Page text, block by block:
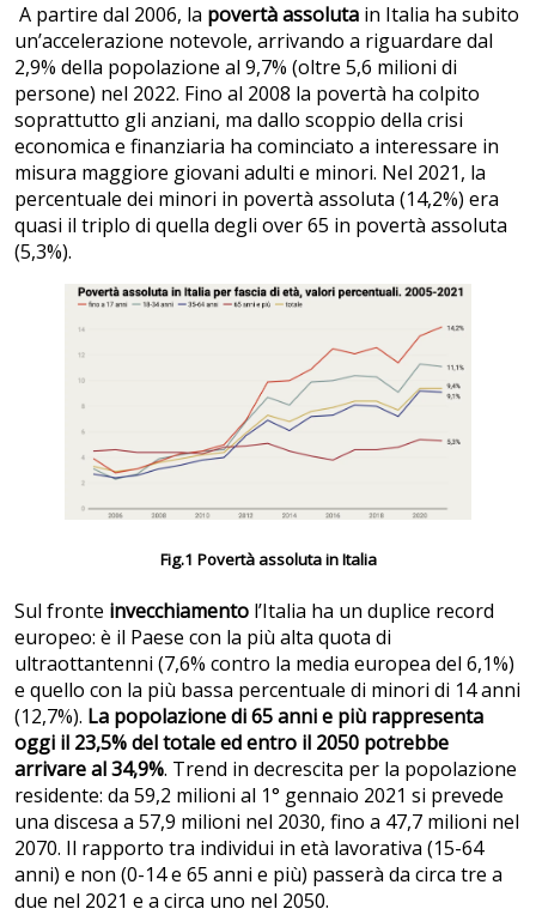
A partire dal 2006, la povertàassoluta in Italia ha subito
un’accelerazione notevole, arrivando a riguardare dal
2,9% della popolazione al 9,7% (oltre 5,6 milioni di
persone) nel 2022. Fino al 2008 la povertà ha colpito
soprattutto gli anziani, ma dallo scoppio della crisi
economica e finanziaria ha cominciato a interessare in
misura maggiore giovani adulti e minori. Nel 2021, la
percentuale dei minori in povertà assoluta (14,2%) era
quasi il triplo di quella degli over 65 in povertà assoluta
(5,3%).
Fig.1 Povertà assoluta in Italia
Sul fronte invecchiamento l’Italia ha un duplice record
europeo: è il Paese con la più alta quota di
ultraottantenni (7,6% contro la media europea del 6,1%)
e quello con la più bassa percentuale di minori di 14 anni
(12,7%). La popolazione di 65 anni e più rappresenta
oggi il 23,5% del totale ed entro il 2050 potrebbe
arrivare al 34,9%. Trend in decrescita per la popolazione
residente: da 59,2 milioni al 1° gennaio 2021 si prevede
una discesa a 57,9 milioni nel 2030, fino a 47,7 milioni nel
2070. Il rapporto tra individui in età lavorativa (15-64
anni) e non (0-14 e 65 anni e più) passerà da circa tre a
due nel 2021 e a circa uno nel 2050.